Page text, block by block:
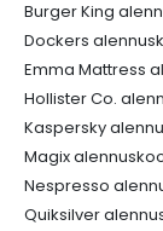
Burger King
Dockers
Emma Mattress
Hollister Co.
Kaspersky
Magix
Nespresso
Quiksilver